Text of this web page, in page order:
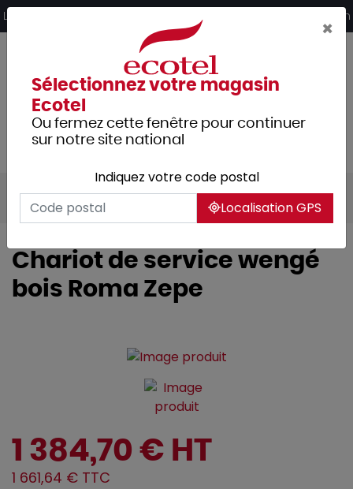
Livraison offerte dès 249€ HT d’achat et retrait 2h en magasin
Tous les produits Hôtellerie
Chariot de service wengé
bois Roma Zepe
1 384,70 € HT
1 661,64 € TTC
×
Sélectionnez votre magasin
Ecotel
Ou fermez cette fenêtre pour continuer
sur notre site national
Indiquez votre code postal
Localisation GPS
Panneau de gestion des cookies